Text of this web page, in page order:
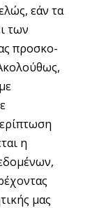
εάν τα
των
προσκο-
η
μας